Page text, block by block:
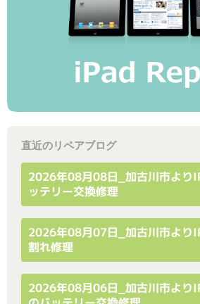
直近のリペアブログ
2026年08月08日_加古川市より
ッテリー交換修理
2026年08月07日_加古川市より
割れ修理
2026年08月06日_加古川市よ